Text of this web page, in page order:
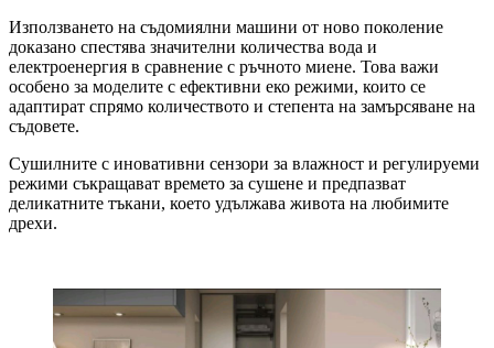
Използването на съдомиялни машини от ново поколение
доказано спестява значителни количества вода и
електроенергия в сравнение с ръчното миене. Това важи
особено за моделите с ефективни еко режими, които се
адаптират спрямо количеството и степента на замърсяване на
съдовете.
Сушилните с иновативни сензори за влажност и регулируеми
режими съкращават времето за сушене и предпазват
деликатните тъкани, което удължава живота на любимите
дрехи.